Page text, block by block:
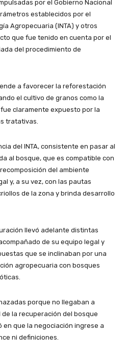
por el Gobierno Nacional
establecidos por el
Agropecuaria (INTA) y otros
que fue tenido en cuenta por el
del procedimiento de
a favorecer la reforestación
el cultivo de granos como la
claramente expuesto por la
tratativas.
del INTA, consistente en pasar al
al bosque, que es compatible con
del ambiente
y, a su vez, con las pautas
de la zona y brinda desarrollo
llevó adelante distintas
de su equipo legal y
que se inclinaban por una
agropecuaria con bosques
porque no llegaban a
la recuperación del bosque
que la negociación ingrese a
ni definiciones.